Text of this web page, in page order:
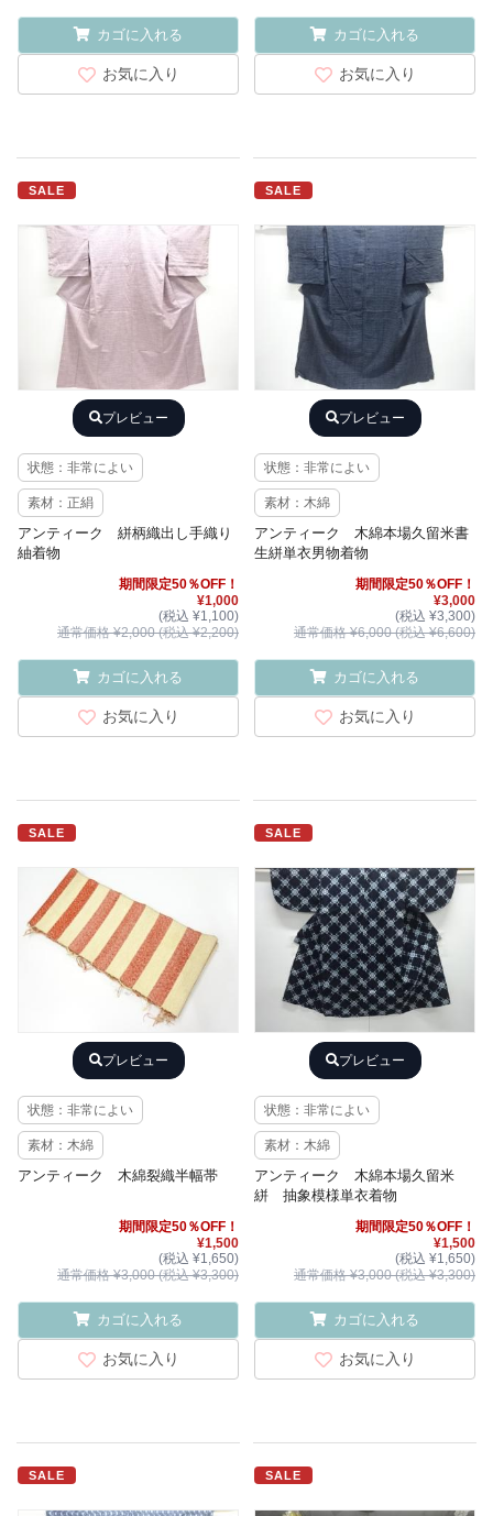
カゴに入れる
お気に入り
カゴに入れる
お気に入り
SALE
プレビュー
状態：非常によい
素材：正絹
アンティーク 絣柄織出し手織り
紬着物
期間限定50％OFF！
¥1,000
(税込 ¥1,100)
通常価格 ¥2,000 (税込 ¥2,200)
カゴに入れる
お気に入り
SALE
プレビュー
状態：非常によい
素材：木綿
アンティーク 木綿本場久留米書
生絣単衣男物着物
期間限定50％OFF！
¥3,000
(税込 ¥3,300)
通常価格 ¥6,000 (税込 ¥6,600)
カゴに入れる
お気に入り
SALE
プレビュー
状態：非常によい
素材：木綿
アンティーク 木綿裂織半幅帯
期間限定50％OFF！
¥1,500
(税込 ¥1,650)
通常価格 ¥3,000 (税込 ¥3,300)
カゴに入れる
お気に入り
SALE
プレビュー
状態：非常によい
素材：木綿
アンティーク 木綿本場久留米
絣 抽象模様単衣着物
期間限定50％OFF！
¥1,500
(税込 ¥1,650)
通常価格 ¥3,000 (税込 ¥3,300)
カゴに入れる
お気に入り
SALE SALE